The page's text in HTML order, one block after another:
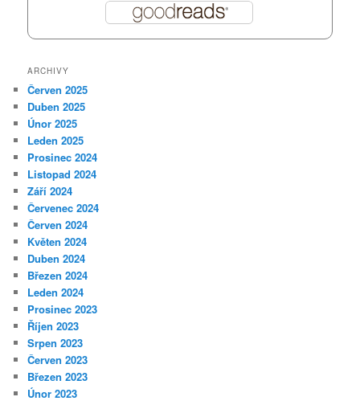
ARCHIVY
Červen 2025
Duben 2025
Únor 2025
Leden 2025
Prosinec 2024
Listopad 2024
Září 2024
Červenec 2024
Červen 2024
Květen 2024
Duben 2024
Březen 2024
Leden 2024
Prosinec 2023
Říjen 2023
Srpen 2023
Červen 2023
Březen 2023
Únor 2023